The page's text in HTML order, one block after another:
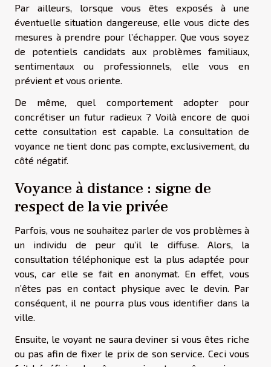
Par ailleurs, lorsque vous êtes exposés à une
éventuelle situation dangereuse, elle vous dicte des
mesures à prendre pour l’échapper. Que vous soyez
de potentiels candidats aux problèmes familiaux,
sentimentaux ou professionnels, elle vous en
prévient et vous oriente.
De même, quel comportement adopter pour
concrétiser un futur radieux ? Voilà encore de quoi
cette consultation est capable. La consultation de
voyance ne tient donc pas compte, exclusivement, du
côté négatif.
Voyance à distance : signe de
respect de la vie privée
Parfois, vous ne souhaitez parler de vos problèmes à
un individu de peur qu’il le diffuse. Alors, la
consultation téléphonique est la plus adaptée pour
vous, car elle se fait en anonymat. En effet, vous
n’êtes pas en contact physique avec le devin. Par
conséquent, il ne pourra plus vous identifier dans la
ville.
Ensuite, le voyant ne saura deviner si vous êtes riche
ou pas afin de fixer le prix de son service. Ceci vous